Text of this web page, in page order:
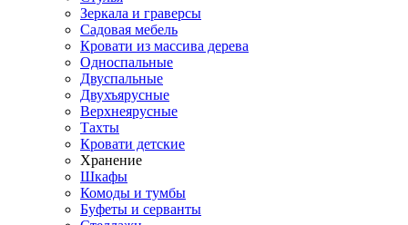
Зеркала и граверсы
Садовая мебель
Кровати из массива дерева
Односпальные
Двуспальные
Двухъярусные
Верхнеярусные
Тахты
Кровати детские
Хранение
Шкафы
Комоды и тумбы
Буфеты и серванты